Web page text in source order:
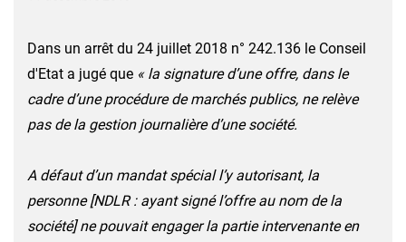
Dans un arrêt du 24 juillet 2018 n° 242.136 le Conseil
d'Etat a jugé que « la signature d’une offre, dans le
cadre d’une procédure de marchés publics, ne relève
pas de la gestion journalière d’une société.
A défaut d’un mandat spécial l’y autorisant, la
personne [NDLR : ayant signé l’offre au nom de la
société] ne pouvait engager la partie intervenante en